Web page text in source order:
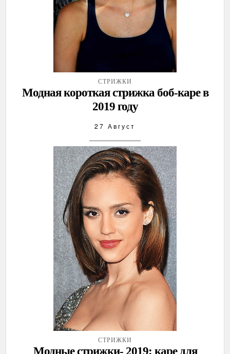
СТРИЖКИ
Модная короткая стрижка боб-каре в
2019 году
27 Август
СТРИЖКИ
Модные стрижки- 2019: каре для